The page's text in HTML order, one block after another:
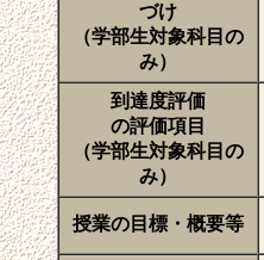
づけ
（学部生対象科目の
み）
到達度評価
の評価項目
（学部生対象科目の
み）
授業の目標・概要等